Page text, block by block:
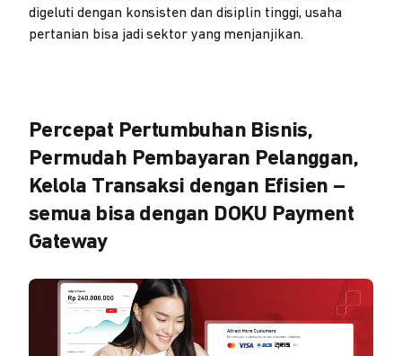
digeluti dengan konsisten dan disiplin tinggi, usaha
pertanian bisa jadi sektor yang menjanjikan.
Percepat Pertumbuhan Bisnis,
Permudah Pembayaran Pelanggan,
Kelola Transaksi dengan Efisien –
semua bisa dengan DOKU Payment
Gateway